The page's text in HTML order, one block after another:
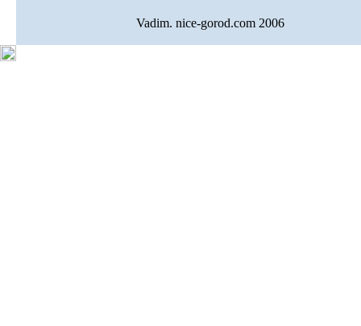
Vadim. nice-gorod.com 2006